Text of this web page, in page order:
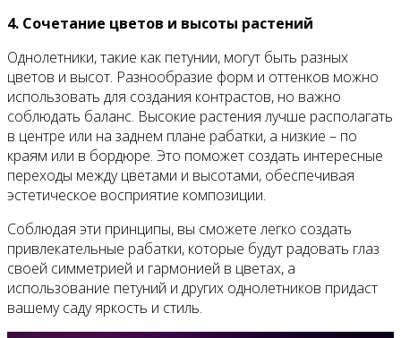
4. Сочетание цветов и высоты растений
Однолетники, такие как петунии, могут быть разных
цветов и высот. Разнообразие форм и оттенков можно
использовать для создания контрастов, но важно
соблюдать баланс. Высокие растения лучше располагать
в центре или на заднем плане рабатки, а низкие – по
краям или в бордюре. Это поможет создать интересные
переходы между цветами и высотами, обеспечивая
эстетическое восприятие композиции.
Соблюдая эти принципы, вы сможете легко создать
привлекательные рабатки, которые будут радовать глаз
своей симметрией и гармонией в цветах, а
использование петуний и других однолетников придаст
вашему саду яркость и стиль.